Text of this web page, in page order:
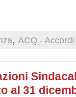
, ACQ -
al 31